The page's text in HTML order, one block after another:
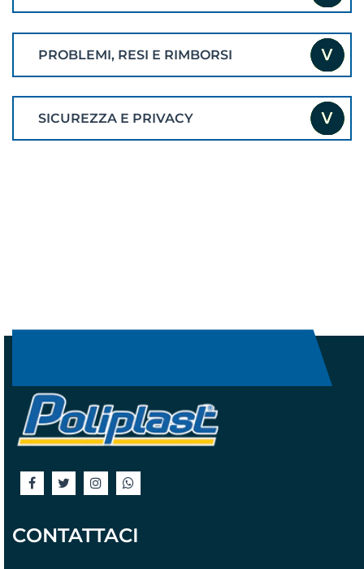
PROBLEMI, RESI E RIMBORSI
SICUREZZA E PRIVACY
CONTATTACI